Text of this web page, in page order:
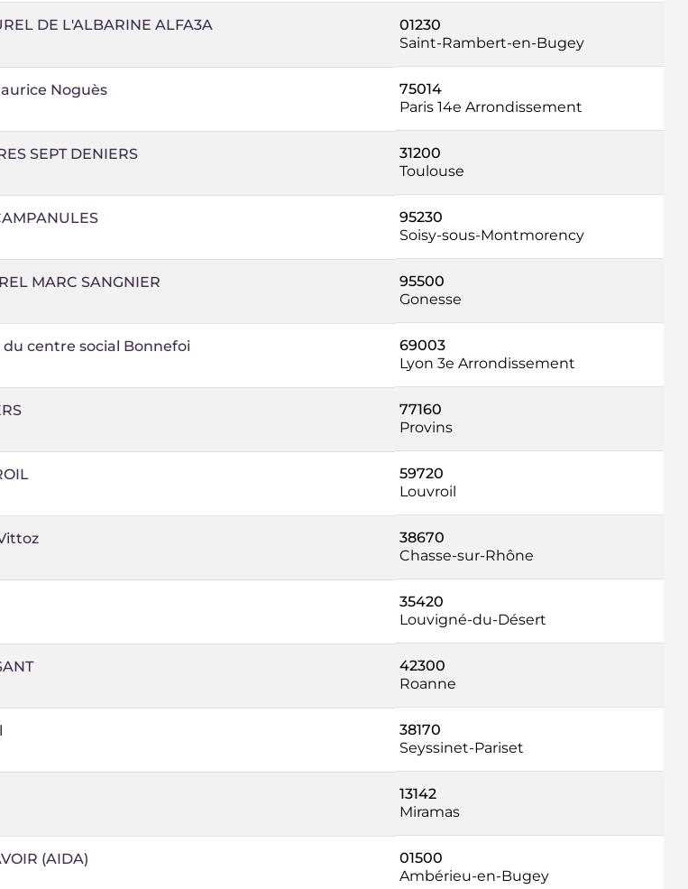
DE L'ALBARINE ALFA3A
01230
Saint-Rambert-en-Bugey
Noguès
75014
Paris 14e Arrondissement
SEPT DENIERS
31200
Toulouse
95230
Soisy-sous-Montmorency
MARC SANGNIER
95500
Gonesse
centre social Bonnefoi
69003
Lyon 3e Arrondissement
77160
Provins
59720
Louvroil
38670
Chasse-sur-Rhône
35420
Louvigné-du-Désert
42300
Roanne
38170
Seyssinet-Pariset
13142
Miramas
(AIDA)
01500
Ambérieu-en-Bugey